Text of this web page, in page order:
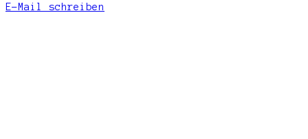
E-Mail schreiben